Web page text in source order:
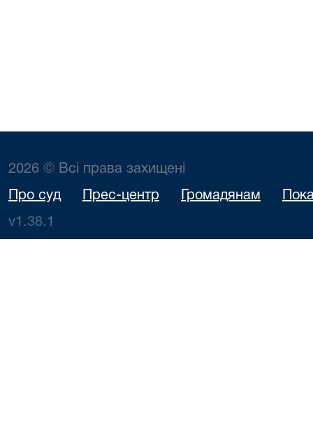
2026 © Всі права захищені
Про суд Прес-центр Громадянам
v1.38.1